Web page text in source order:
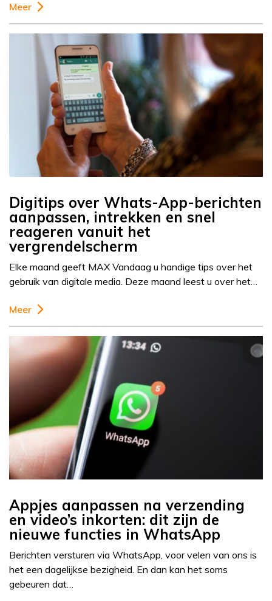
Meer
Digitips over Whats-App-berichten
aanpassen, intrekken en snel
reageren vanuit het
vergrendelscherm
Elke maand geeft MAX Vandaag u handige tips over het
gebruik van digitale media. Deze maand leest u over het…
Meer
Appjes aanpassen na verzending
en video’s inkorten: dit zijn de
nieuwe functies in WhatsApp
Berichten versturen via WhatsApp, voor velen van ons is
het een dagelijkse bezigheid. En dan kan het soms
gebeuren dat…